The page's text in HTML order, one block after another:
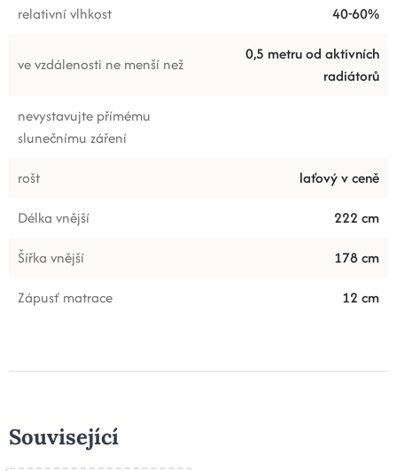
relativní vlhkost 40-60%
ve vzdálenosti ne menší než
0,5 metru od aktivních
radiátorů
nevystavujte přímému
slunečnímu záření
rošt
laťový v ceně
Délka vnější
222 cm
Šířka vnější
178 cm
Zápusť matrace
12 cm
Související